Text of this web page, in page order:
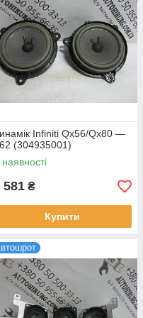
Infiniti Qx56/Qx80 —
(304935001)
581 ₴
Купити